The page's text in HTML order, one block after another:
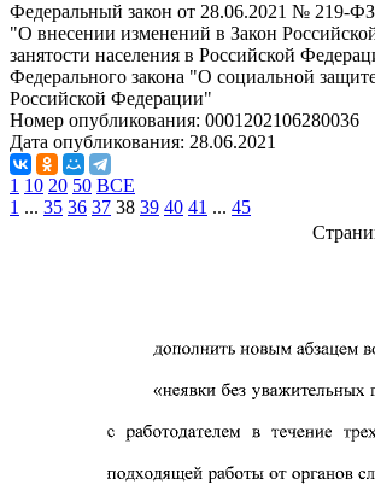
Федеральный закон от 28.06.2021 № 219-ФЗ
"О внесении изменений в Закон
занятости населения в Российской
Федерального закона "О социальной
Российской Федерации"
Номер опубликования: 0001202106280036
Дата опубликования: 28.06.2021
1 10 20 50 ВСЕ
1 ... 35 36 37 38 39 40 41 ... 45